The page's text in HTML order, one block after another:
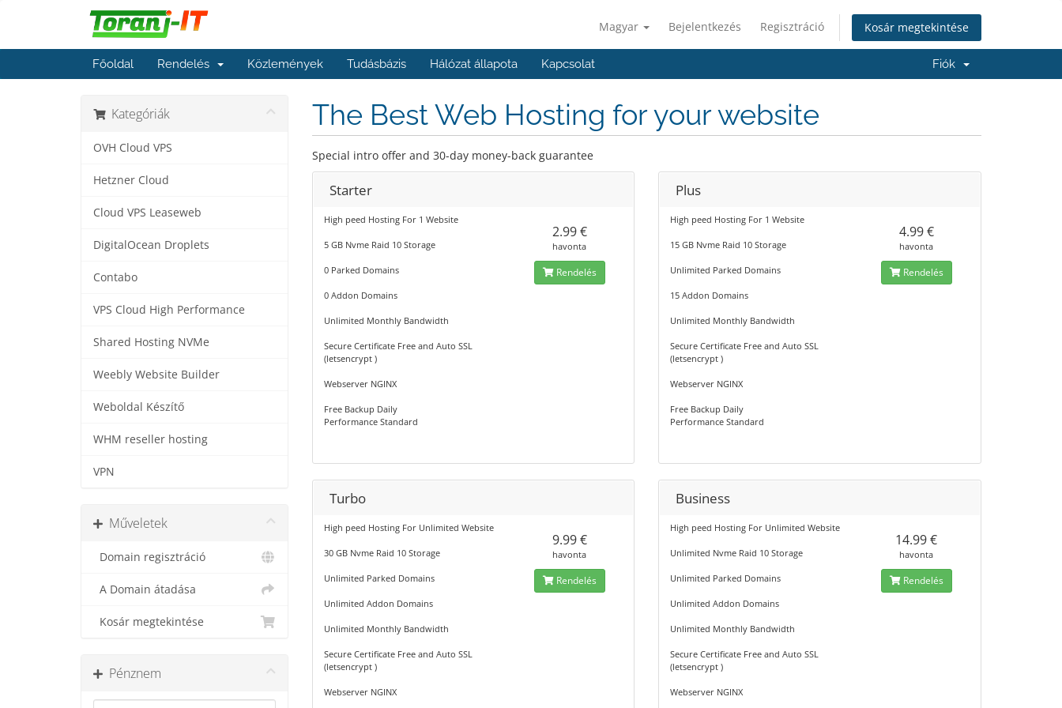
Magyar Bejelentkezés Regisztráció Kosár megtekintése
Főoldal Rendelés Közlemények Tudásbázis Hálózat állapota Kapcsolat Fiók
Kategóriák
OVH Cloud VPS
Hetzner Cloud
Cloud VPS Leaseweb
DigitalOcean Droplets
Contabo
VPS Cloud High Performance
Shared Hosting NVMe
Weebly Website Builder
Weboldal Készítő
WHM reseller hosting
VPN
Műveletek
Domain regisztráció
A Domain átadása
Kosár megtekintése
Pénznem
The Best Web Hosting for your website
Special intro offer and 30-day money-back guarantee
Starter
High peed Hosting For 1 Website
5 GB Nvme Raid 10 Storage
0 Parked Domains
0 Addon Domains
Unlimited Monthly Bandwidth
Secure Certificate Free and Auto SSL
(letsencrypt )
Webserver NGINX
Free Backup Daily
Performance Standard
2.99 €
havonta
Rendelés
Plus
High peed Hosting For 1 Website
15 GB Nvme Raid 10 Storage
Unlimited Parked Domains
15 Addon Domains
Unlimited Monthly Bandwidth
Secure Certificate Free and Auto SSL
(letsencrypt )
Webserver NGINX
Free Backup Daily
Performance Standard
4.99 €
havonta
Rendelés
Turbo
High peed Hosting For Unlimited Website
30 GB Nvme Raid 10 Storage
Unlimited Parked Domains
Unlimited Addon Domains
Unlimited Monthly Bandwidth
Secure Certificate Free and Auto SSL
(letsencrypt )
Webserver NGINX
9.99 €
havonta
Rendelés
Business
High peed Hosting For Unlimited Website
Unlimited Nvme Raid 10 Storage
Unlimited Parked Domains
Unlimited Addon Domains
Unlimited Monthly Bandwidth
Secure Certificate Free and Auto SSL
(letsencrypt )
Webserver NGINX
14.99 €
havonta
Rendelés